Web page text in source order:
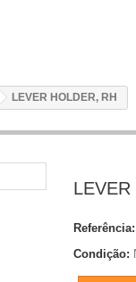
LEVER HOLDER, RH
Referência:
Condição: